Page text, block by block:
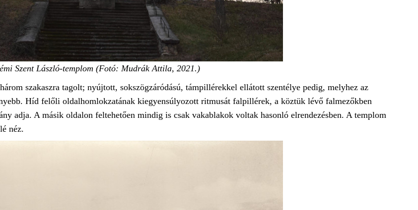
Szent László-templom (Fotó: Mudrák Attila, 2021.)
szakaszra tagolt; nyújtott, sokszögzáródású, támpillérekkel ellátott szentélye pedig, melyhez az
Híd felőli oldalhomlokzatának kiegyensúlyozott ritmusát falpillérek, a köztük lévő falmezőkben
adja. A másik oldalon feltehetően mindig is csak vakablakok voltak hasonló elrendezésben. A templom
néz.